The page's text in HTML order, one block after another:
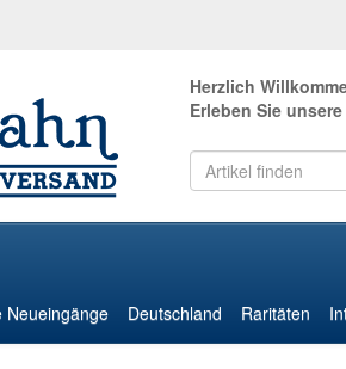
Herzlich
Erleben Sie
Neueingänge Deutschland Raritäten